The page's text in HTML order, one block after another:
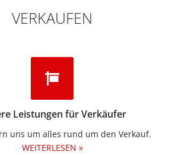
VERKAUFEN
Leistungen für Verkäufer
uns um alles rund um den Verkauf.
WEITERLESEN »